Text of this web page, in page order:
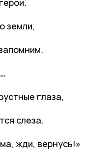
земли,
глаза,
слеза.
жди, вернусь!»